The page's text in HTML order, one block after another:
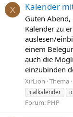
X Kalender
Guten
Kalender zu
auslesen/
einem
auch die
einzubinden
XirLion Thema
icalkalender
Forum: PHP